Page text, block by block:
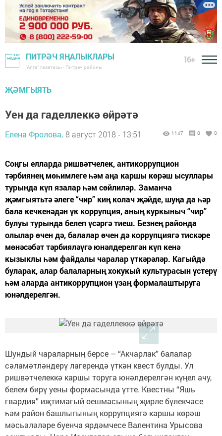
ПИТРӘЧ ЯҢАЛЫКЛАРЫ
"Алга" газетасы - Питрәч районы
16+
ҖӘМГЫЯТЬ
Уен да гаделлеккә өйрәтә
Елена Фролова, 8 август 2018 - 13:51 1147 0 0
Соңгы елларда ришвәтчелек, антикоррупцион
тәрбиянең мөһимлеге һәм аңа каршы көрәш ысуллары
турында күп язалар һәм сөйлиләр. Заманча
җәмгыятьтә әлеге “чир” киң колач җәйде, шуңа да һәр
бала кечкенәдән үк коррупция, аның куркыныч “чир”
булуы турында белеп үсәргә тиеш. Безнең районда
олылар өчен дә, балалар өчен дә коррупциягә тискәре
мөнәсәбәт тәрбияләүгә юнәлдерелгән күп кенә
кызыклы һәм файдалы чаралар үткәрәләр. Кагыйдә
буларак, алар балаларның хокукый культурасын үстерү
һәм аларда антикоррупцион үзаң формалаштыруга
юнәлдерелгән.
Шундый чараларның берсе – “Акчарлак” балалар
сәламәтләндерү лагерендә үткән квест булды. Ул
ришвәтчелеккә каршы торуга юнәлдерелгән күңел ачу,
белем бирү уены формасында үтте. Квестны “Яшь
гвардия” иҗтимагый оешмасының җирле бүлекчәсе
һәм район башлыгының коррупциягә каршы көрәш
мәсьәләләре буенча ярдәмчесе Валентина Урысова